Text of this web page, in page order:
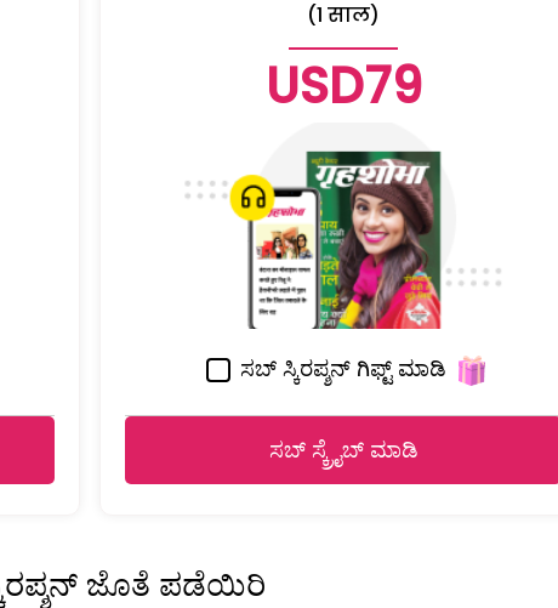
(1 साल)
USD79
ಸಬ್ ಸ್ಕಿರಪ್ಶನ್ ಗಿಫ್ಟ್ ಮಾಡಿ
ಸಬ್ ಸ್ಕ್ರೈಬ್ ಮಾಡಿ
ಜೊತೆ ಪಡೆಯಿರಿ